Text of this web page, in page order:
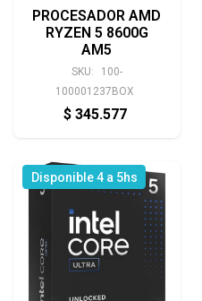
PROCESADOR AMD
RYZEN 5 8600G
AM5
SKU:
100-
100001237BOX
$ 345.577
Disponible 4 a 5hs